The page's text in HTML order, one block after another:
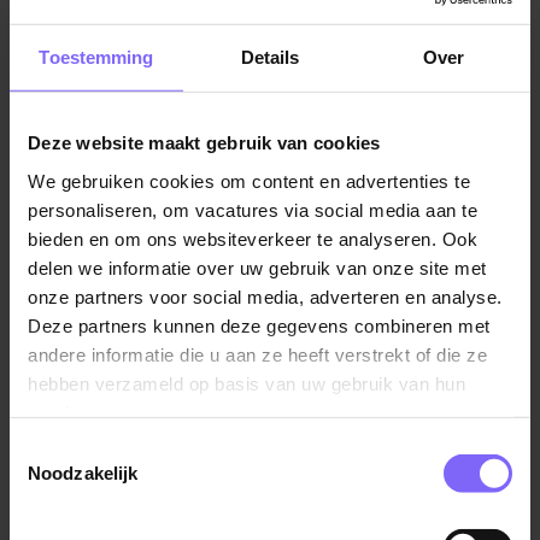
Toestemming Details Over
Deze website maakt gebruik van cookies
We gebruiken cookies om content en advertenties te
personaliseren, om vacatures via social media aan te
bieden en om ons websiteverkeer te analyseren. Ook
delen we informatie over uw gebruik van onze site met
onze partners voor social media, adverteren en analyse.
Deze partners kunnen deze gegevens combineren met
andere informatie die u aan ze heeft verstrekt of die ze
hebben verzameld op basis van uw gebruik van hun
Noodzakelijk
gehandicaptenzorg in Zuid-Limburg? Houd dan zeker
deze pagina in de gaten.
Wist je dat we op Banenrijklimburg, naast vacatures
gehandicaptenzorg in Zuid-Limburg, nog veel meer
toffebanen voor deze functie in heel Limburg
hebben? Wil je graag dicht bij huis aan de slag? Bekijk
dan snel de mogelijkheden hieronder!
Vacatures gehandicaptenzorg Limburg
Vacatures gehandicaptenzorg Maastricht
Buiten de gehandicaptenzorg vacatures in Zuid-
wellicht aanspreken! Bekijk hier onder een aantal